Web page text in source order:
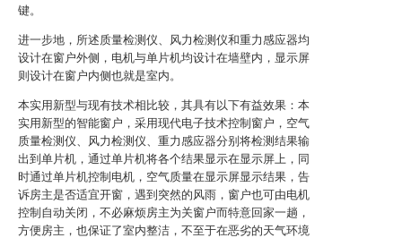
键。
进一步地，所述质量检测仪、风力检测仪和重力感应器均
设计在窗户外侧，电机与单片机均设计在墙壁内，显示屏
则设计在窗户内侧也就是室内。
本实用新型与现有技术相比较，其具有以下有益效果：本
实用新型的智能窗户，采用现代电子技术控制窗户，空气
质量检测仪、风力检测仪、重力感应器分别将检测结果输
出到单片机，通过单片机将各个结果显示在显示屏上，同
时通过单片机控制电机，空气质量在显示屏显示结果，告
诉房主是否适宜开窗，遇到突然的风雨，窗户也可由电机
控制自动关闭，不必麻烦房主为关窗户而特意回家一趟，
方便房主，也保证了室内整洁，不至于在恶劣的天气环境